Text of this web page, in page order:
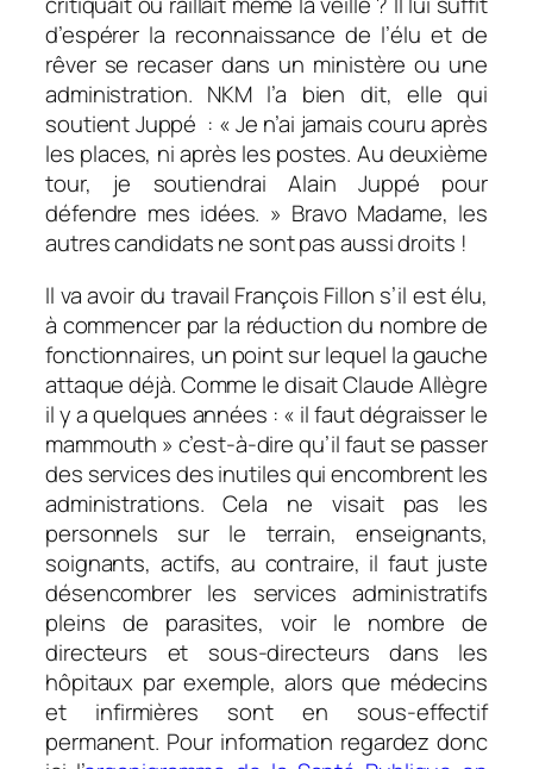
d’espérer la reconnaissance de l’élu et de
rêver se recaser dans un ministère ou une
administration. NKM l’a bien dit, elle qui
soutient Juppé : «Je n’ai jamais couru après
les places, ni après les postes. Au deuxième
tour, je soutiendrai Alain Juppé pour
défendre mes idées. » Bravo Madame, les
autres candidats ne sont pas aussi droits !
Il va avoir du travail François Fillon s’il est élu,
à commencer par la réduction du nombre de
fonctionnaires, un point sur lequel la gauche
attaque déjà. Comme le disait Claude Allègre
il y a quelques années : « il faut dégraisser le
mammouth » c’est-à-dire qu’il faut se passer
des services des inutiles qui encombrent les
administrations. Cela ne visait pas les
personnels sur le terrain, enseignants,
soignants, actifs, au contraire, il faut juste
désencombrer les services administratifs
pleins de parasites, voir le nombre de
directeurs et sous-directeurs dans les
hôpitaux par exemple, alors que médecins
et infirmières sont en sous-effectif
permanent. Pour information regardez donc